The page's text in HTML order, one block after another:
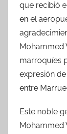
que recibió
en el
Mohammed
marroquíes
expresión
entre
Este noble
Mohammed